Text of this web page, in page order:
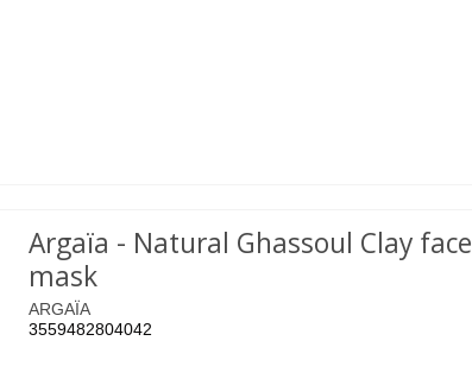
Argaïa - Natural Ghassoul Clay face
mask
ARGAÏA
3559482804042